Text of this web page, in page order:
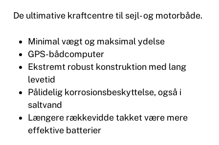
De ultimative kraftcentre til sejl- og motorbåde.
Minimal vægt og maksimal ydelse
GPS-bådcomputer
Ekstremt robust konstruktion med lang
levetid
Pålidelig korrosionsbeskyttelse, også i
saltvand
Længere rækkevidde takket være mere
effektive batterier